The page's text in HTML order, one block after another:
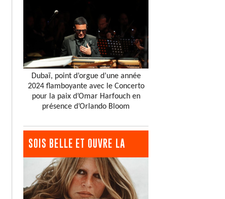
Dubaï, point d’orgue d’une année
2024 flamboyante avec le Concerto
pour la paix d’Omar Harfouch en
présence d’Orlando Bloom
SOIS BELLE ET OUVRE LA